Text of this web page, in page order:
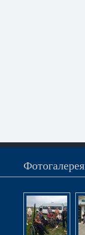
Фотогалерея